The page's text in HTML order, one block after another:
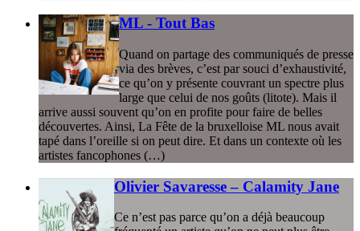
ML - Tout Bas
Quand on partage des communiqués de presse
via des brèves, c’est par souci d’exhaustivité,
ce qu’on y présente couvrant un spectre plus
large que celui de nos goûts (litote). Mais il
arrive aussi souvent qu’on en profite pour faire de belles
découvertes. Ainsi, La Fête de la bruxelloise ML nous avait
tapé dans l’oreille si on peut dire. Et dans un contexte où les
artistes fancophones (…)
Olivier Savaresse – Calamity Jane
Ce n’est pas parce qu’on a déjà beaucoup